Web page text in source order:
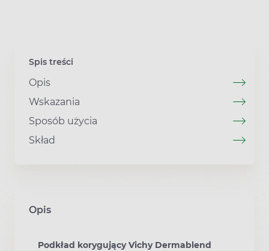
Spis treści
Opis
Wskazania
Sposób użycia
Skład
Opis
Podkład korygujący Vichy Dermablend